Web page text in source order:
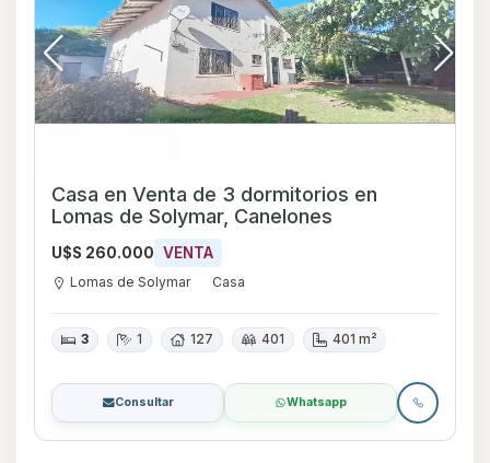
Casa en Venta de 3 dormitorios en
Lomas de Solymar, Canelones
U$S 260.000 VENTA
Lomas de Solymar Casa
3 1 127 401 401 m²
Consultar Whatsapp